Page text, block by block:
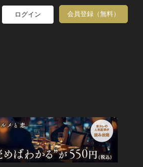
ログイン 会員登録（無料）